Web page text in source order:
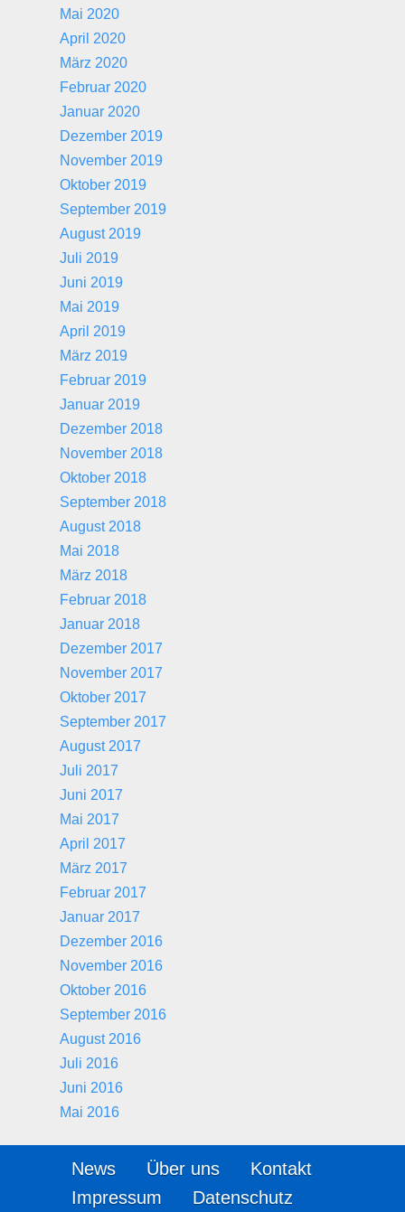
Mai 2020
April 2020
März 2020
Februar 2020
Januar 2020
Dezember 2019
November 2019
Oktober 2019
September 2019
August 2019
Juli 2019
Juni 2019
Mai 2019
April 2019
März 2019
Februar 2019
Januar 2019
Dezember 2018
November 2018
Oktober 2018
September 2018
August 2018
Mai 2018
März 2018
Februar 2018
Januar 2018
Dezember 2017
November 2017
Oktober 2017
September 2017
August 2017
Juli 2017
Juni 2017
Mai 2017
April 2017
März 2017
Februar 2017
Januar 2017
Dezember 2016
November 2016
Oktober 2016
September 2016
August 2016
Juli 2016
Juni 2016
Mai 2016
News Über uns
Kontakt
Impressum
Datenschutz